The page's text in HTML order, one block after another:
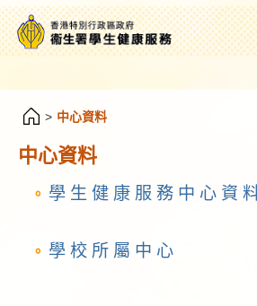
> 中心資料
中心資料
學 生 健 康 服 務 中 心 資
學 校 所 屬 中 心